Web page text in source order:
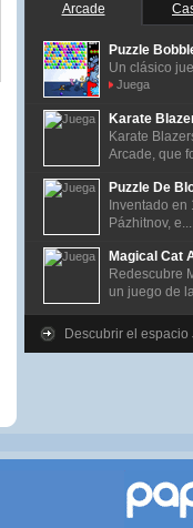
Arcade
Puzzle
Un clásico
Juega
Karate
Karate
Arcade, que
Puzzle De
Inventado
Pázhitnov,
Magical Cat
Redescubre
un juego de
Descubrir el espacio